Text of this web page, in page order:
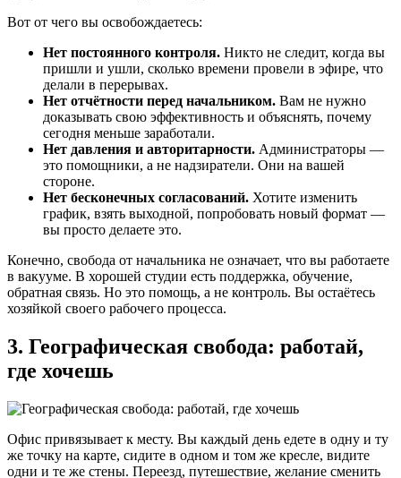
Вот от чего вы освобождаетесь:
Нет постоянного контроля. Никто не следит, когда вы
пришли и ушли, сколько времени провели в эфире, что
делали в перерывах.
Нет отчётности перед начальником. Вам не нужно
доказывать свою эффективность и объяснять, почему
сегодня меньше заработали.
Нет давления и авторитарности. Администраторы —
это помощники, а не надзиратели. Они на вашей
стороне.
Нет бесконечных согласований. Хотите изменить
график, взять выходной, попробовать новый формат —
вы просто делаете это.
Конечно, свобода от начальника не означает, что вы работаете
в вакууме. В хорошей студии есть поддержка, обучение,
обратная связь. Но это помощь, а не контроль. Вы остаётесь
хозяйкой своего рабочего процесса.
3. Географическая свобода: работай,
где хочешь
Офис привязывает к месту. Вы каждый день едете в одну и ту
же точку на карте, сидите в одном и том же кресле, видите
одни и те же стены. Переезд, путешествие, желание сменить